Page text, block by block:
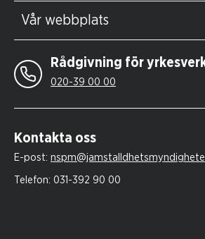
Vår webbplats
Rådgivning för
020-39 00 00
Kontakta oss
E-post:
Telefon: 031-392 90 00